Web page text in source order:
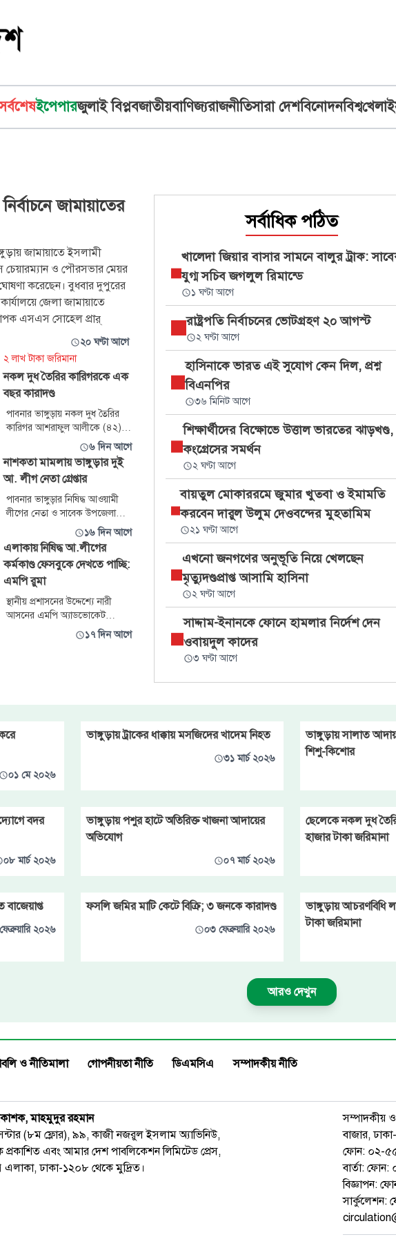
ইপেপারজুলাই বিপ্লবজাতীয়বাণিজ্যরাজনীতিসারা দেশবিনোদনবিশ্বখেলা
জামায়াতের
জামায়াতে ইসলামী
চেয়ারম্যান ও পৌরসভার মেয়র
বুধবার দুপুরের
জেলা জামায়াতে
এসএস সোহেল প্রার্
২০ ঘণ্টা আগে
২ লাখ টাকা জরিমানা
নকল দুধ তৈরির কারিগরকে এক
বছর কারাদণ্ড
পাবনার ভাঙ্গুড়ায় নকল দুধ তৈরির
কারিগর আশরাফুল আলীকে (৪২)
এক বছরের বিনাশ্রম কারাদণ্ড ও ২
লাখ টাকা জরিমানা করেছে ভ্রাম্যমাণ
আদালত।
৬ দিন আগে
নাশকতা মামলায় ভাঙ্গুড়ার দুই
আ. লীগ নেতা গ্রেপ্তার
পাবনার ভাঙ্গুড়ার নিষিদ্ধ আওয়ামী
লীগের নেতা ও সাবেক উপজেলা
চেয়ারম্যান গোলাম হাসনাইন রাসেল
এবং তার সহযোগী বশির উদ্দিনকে
গ্রেপ্তার করেছে গোয়েন্দা পুলিশ
(ডিবি)। মঙ্গলবার বিকেলে গ্রেপ্তারের
বিষয়টি নিশ্চিত করেন পাবনা ডিবির
ওসি রাশিদুল ইসলাম। এর আগে
সোমবার দিবাগত রাত ৩টার দিকে
১৬ দিন আগে
এলাকায় নিষিদ্ধ আ.লীগের
কর্মকাণ্ড ফেসবুকে দেখতে পাচ্ছি:
এমপি রুমা
স্থানীয় প্রশাসনের উদ্দেশ্যে নারী
আসনের এমপি অ্যাডভোকেট
আরিফা সুলতানা রুমা বলেছেন,
আমাদের বিএনপি বা জামায়াতের
আইনশৃঙ্খলা কমিটির মাসিক সভায়
প্রধান
১৭ দিন আগে
সর্বাধিক পঠিত
খালেদা জিয়ার বাসার সামনে বালুর ট্রাক:
যুগ্ম সচিব জগলুল রিমান্ডে
১ ঘণ্টা আগে
রাষ্ট্রপতি নির্বাচনের ভোটগ্রহণ ২০ আগস্ট
২ ঘণ্টা আগে
হাসিনাকে ভারত এই সুযোগ কেন দিল, প্রশ্ন
বিএনপির
৩৬ মিনিট আগে
শিক্ষার্থীদের বিক্ষোভে উত্তাল ভারতের ঝাড়খণ্ড,
কংগ্রেসের সমর্থন
২ ঘণ্টা আগে
বায়তুল মোকাররমে জুমার খুতবা ও ইমামতি
করবেন দারুল উলুম দেওবন্দের মুহতামিম
২১ ঘণ্টা আগে
এখনো জনগণের অনুভূতি নিয়ে খেলছেন
মৃত্যুদণ্ডপ্রাপ্ত আসামি হাসিনা
২ ঘণ্টা আগে
সাদ্দাম-ইনানকে ফোনে হামলার নির্দেশ দেন
ওবায়দুল কাদের
৩ ঘণ্টা আগে
০১ মে ২০২৬
ভাঙ্গুড়ায় ট্রাকের ধাক্কায় মসজিদের খাদেম নিহত
৩১ মার্চ ২০২৬
ভাঙ্গুড়ায় সালাত
শিশু-কিশোর
বদর
০৮ মার্চ ২০২৬
ভাঙ্গুড়ায় পশুর হাটে অতিরিক্ত খাজনা আদায়ের
অভিযোগ
০৭ মার্চ ২০২৬
ছেলেকে নকল দুধ
হাজার টাকা জরিমানা
২০২৬
ফসলি জমির মাটি কেটে বিক্রি; ৩ জনকে কারাদণ্ড
০৩ ফেব্রুয়ারি ২০২৬
ভাঙ্গুড়ায় আচরণবিধি
টাকা জরিমানা
আরও দেখুন
ও নীতিমালা গোপনীয়তা নীতি ডিএমসিএ সম্পাদকীয় নীতি
মাহমুদুর রহমান
(৮ম ফ্লোর), ৯৯, কাজী নজরুল ইসলাম অ্যাভিনিউ,
এবং আমার দেশ পাবলিকেশন লিমিটেড প্রেস,
ঢাকা-১২০৮ থেকে মুদ্রিত।
সম্পাদকীয় ও
বাজার,
ফোন: ০২-
বার্তা:
বিজ্ঞাপন: